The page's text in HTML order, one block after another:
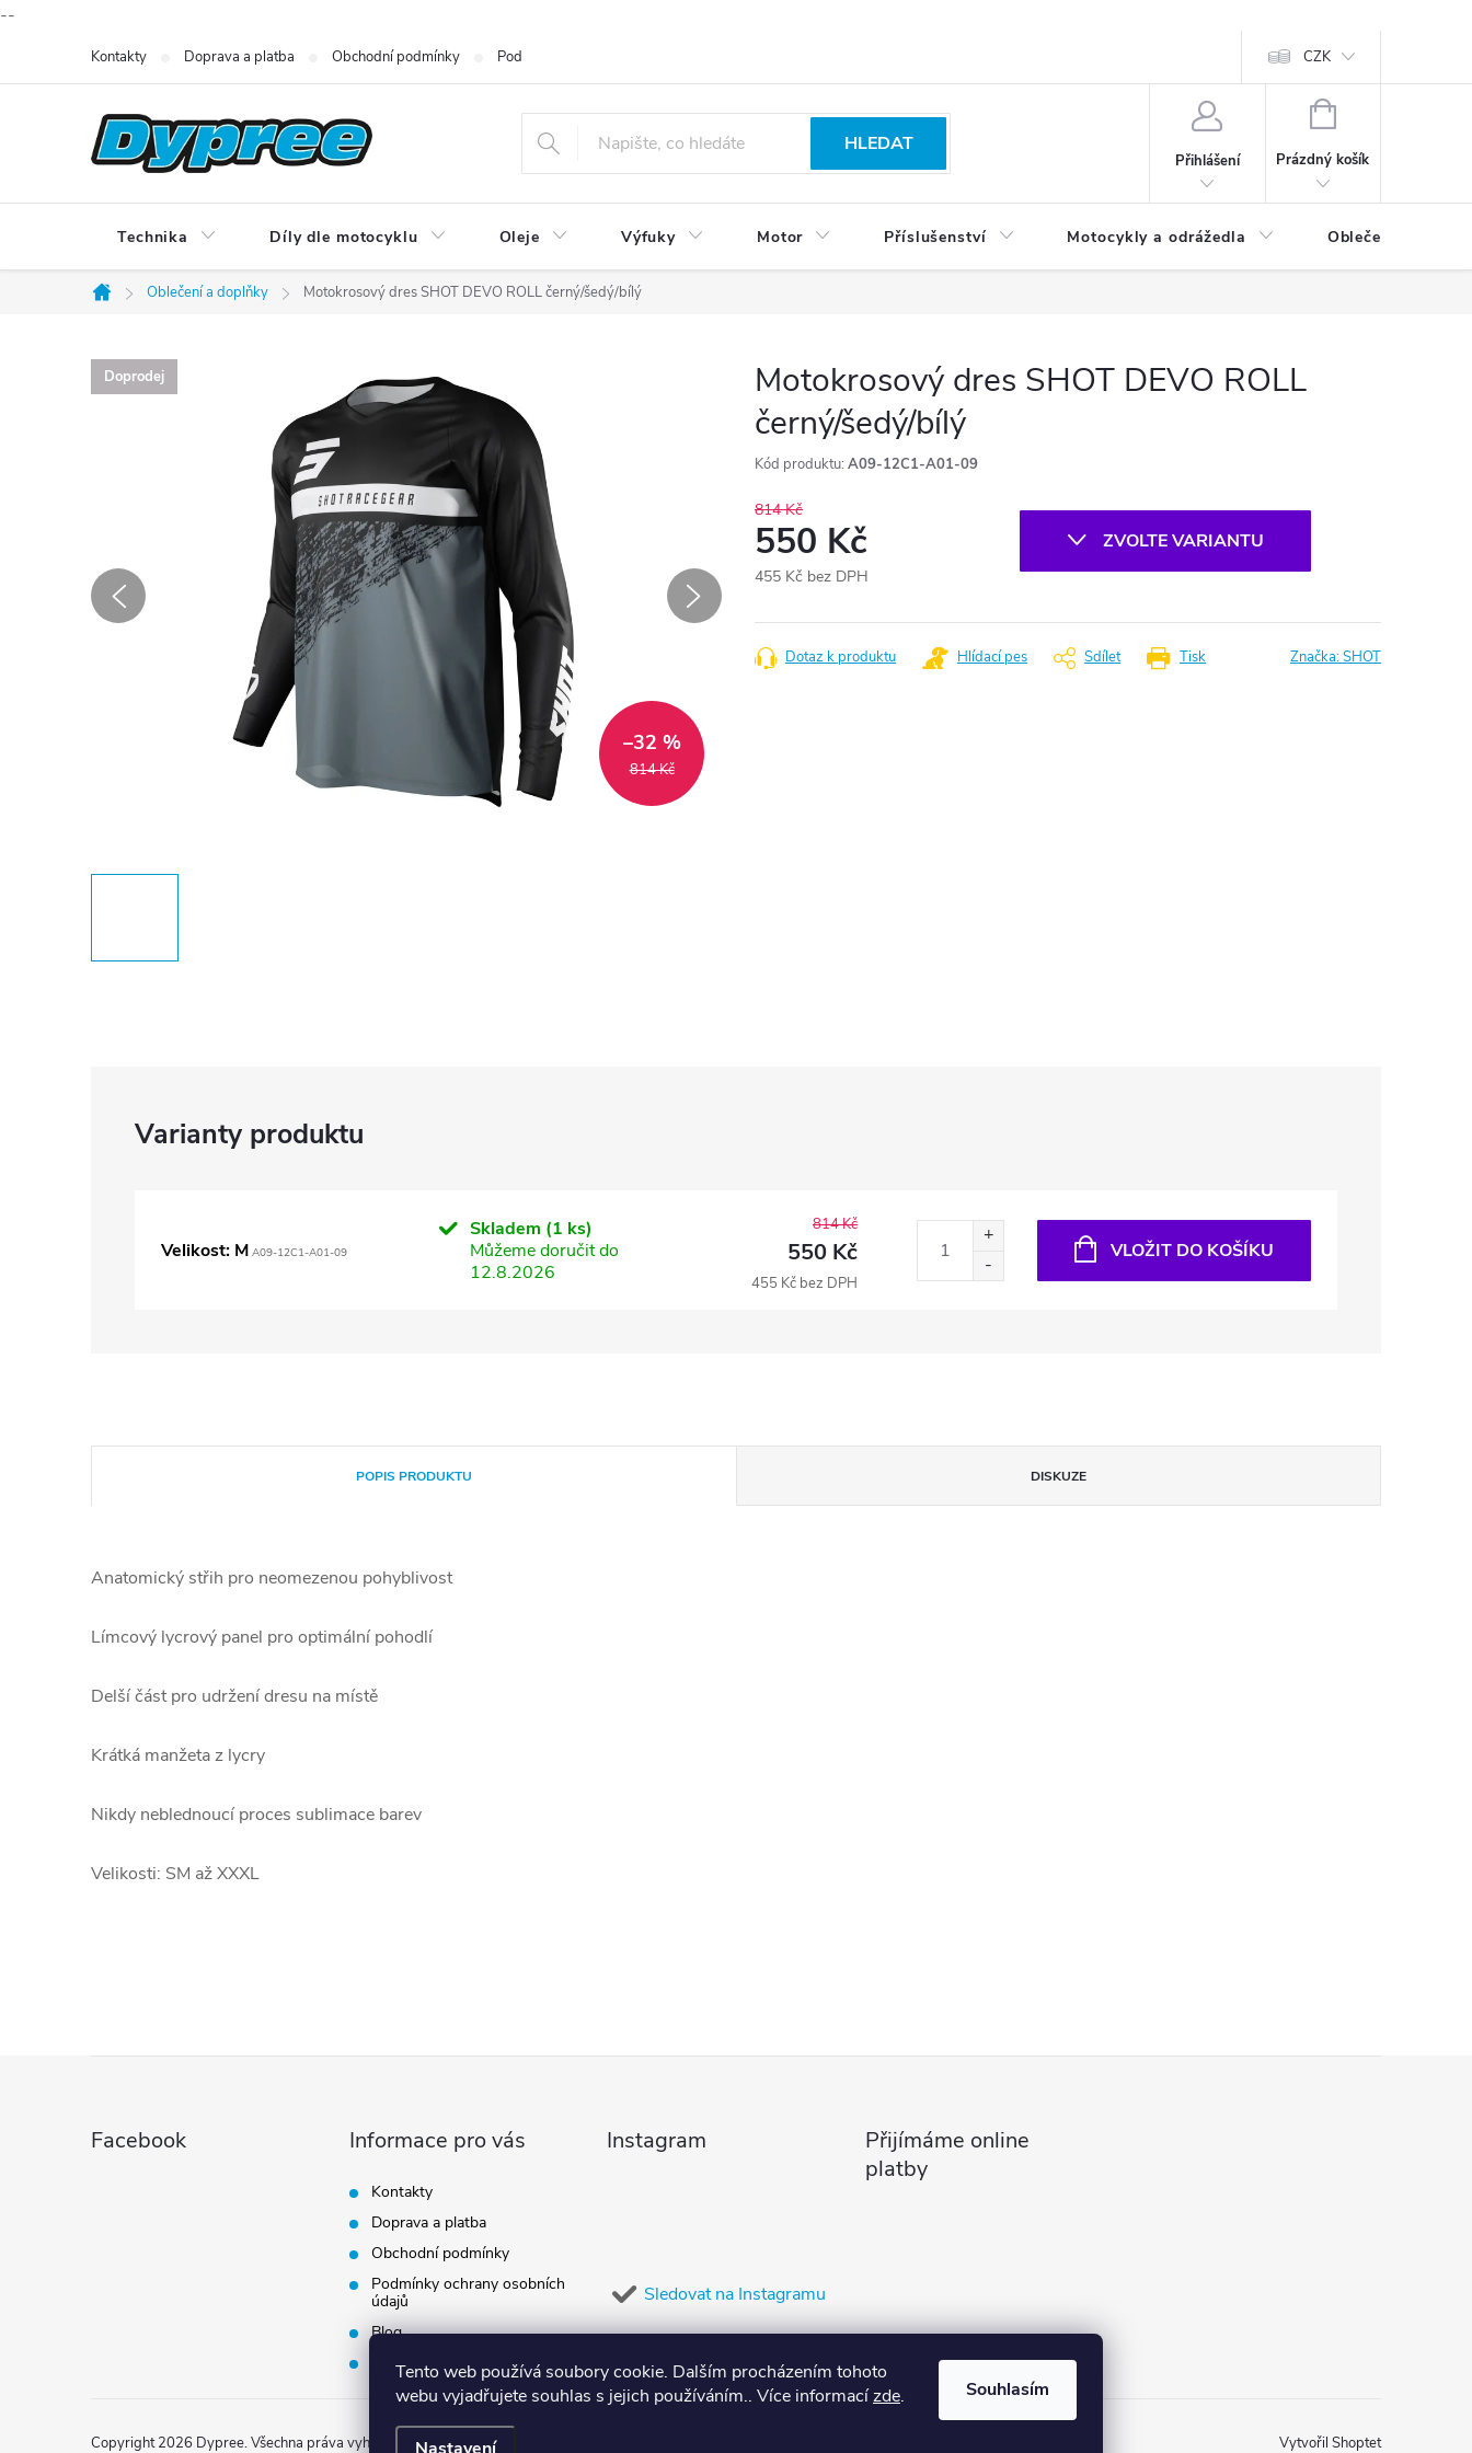
--
Tento web používá soubory cookie. Dalším procházením tohoto
webu vyjadřujete souhlas s jejich používáním.. Více informacízde. Souhlasím
Kontakty Doprava a platba Obchodní podmínky Podmínky ochrany osobních údajů CZK
HLEDAT
Přihlášení
NÁKUPNÍ
Prázdný košík
Technika Díly dle motocyklu Oleje Výfuky Motor Příslušenství Motocykly a odrážedla Oblečení a
Domů
Oblečení a doplňky Motokrosový dres SHOT DEVO ROLL černý/šedý/bílý
Doprodej
814 Kč
–32 %
Motokrosový dres SHOT DEVO ROLL
černý/šedý/bílý
Kód produktu: A09-12C1-A01-09
814 Kč
550 Kč
455 Kč bez DPH
cena:
ZVOLTE VARIANTU
Tisk
Dotaz k produktu Hlídací pes Sdílet Značka:SHOT
Velikost: M A09-12C1-A01-09
Skladem (1 ks)
Můžeme doručit do
12.8.2026
814 Kč
550 Kč
455 Kč bez DPH
VLOŽIT DO KOŠÍKU
POPIS PRODUKTU DISKUZE
Anatomický střih pro neomezenou pohyblivost
Límcový lycrový panel pro optimální pohodlí
Delší část pro udržení dresu na místě
Krátká manžeta z lycry
Nikdy neblednoucí proces sublimace barev
Velikosti: SM až XXXL
Facebook Informace pro vás
Kontakty
Doprava a platba
Obchodní podmínky
Podmínky ochrany osobních
údajů
Blog
Vrácení zboží
Instagram
Sledovat na Instagramu
Přijímáme online
platby
Vytvořil Shoptet
Copyright 2026 Dypree. Všechna práva vyhrazena.